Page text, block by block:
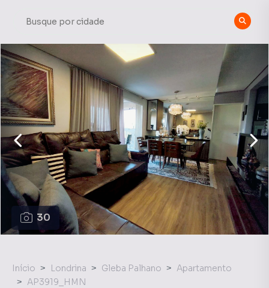
30
Início Londrina Gleba Palhano
Apartamento
AP3919_HMN